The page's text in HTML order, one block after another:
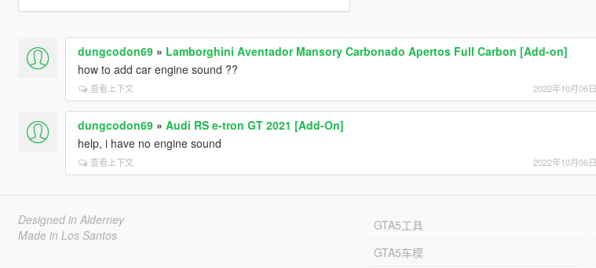
dungcodon69» Lamborghini Aventador Mansory Carbonado Apertos Full Carbon [Add-on]
how to add car engine sound ??
查看上下文 2022年10月06日
dungcodon69» Audi RS e-tron GT 2021 [Add-On]
help, i have no engine sound
查看上下文 2022年10月06日
Designed in Alderney
Made in Los Santos
GTA5工具
GTA5车模